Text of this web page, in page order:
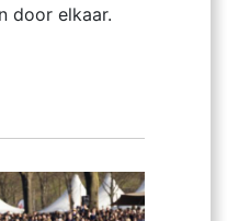
door elkaar.